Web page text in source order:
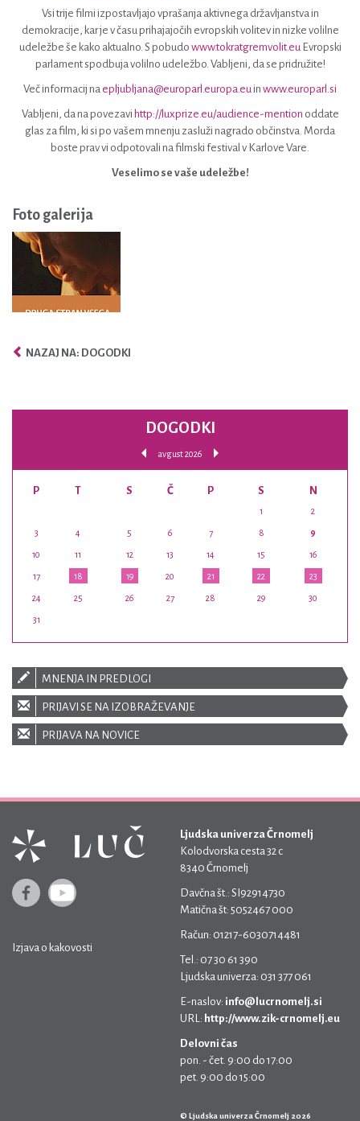
Vsi trije filmi izpostavljajo vprašanja aktivnega državljanstva in
demokracije, kar je v času prihajajočih evropskih volitev in nizke volilne
udeležbe še kako aktualno. S pobudo www.tokratgremvolit.euEvropski
parlament spodbuja volilno udeležbo. Vabljeni, da se pridružite!
Več informacij na epljubljana@europarl.europa.euin www.europarl.si
Vabljeni, da na povezavi http://luxprize.eu/audience-mention oddate
glas za film, ki si po vašem mnenju zasluži nagrado občinstva. Morda
boste prav vi odpotovali na filmski festival v Karlove Vare.
Veselimo se vaše udeležbe!
Foto galerija
NAZAJ NA: DOGODKI
DOGODKI
avgust 2026
P T S Č P S N
1 2
3 4 5 6 7 8 9
10 11 12 13 14 15 16
17 18 19 20 21 22 23
24 25 26 27 28 29 30
31
MNENJA IN PREDLOGI
PRIJAVI SE NA IZOBRAŽEVANJE
PRIJAVA NA NOVICE
Izjava o kakovosti
Ljudska univerza Črnomelj
Kolodvorska cesta 32 c
8340 Črnomelj
Davčna št.: SI92914730
Matična št: 5052467 000
Račun: 01217-6030714481
Tel.: 07 30 61 390
Ljudska univerza: 031 377 061
E-naslov: info@lucrnomelj.si
URL: http://www.zik-crnomelj.eu
Delovni čas
pon. - čet. 9:00 do 17:00
pet. 9:00 do 15:00
© Ljudska univerza Črnomelj 2026